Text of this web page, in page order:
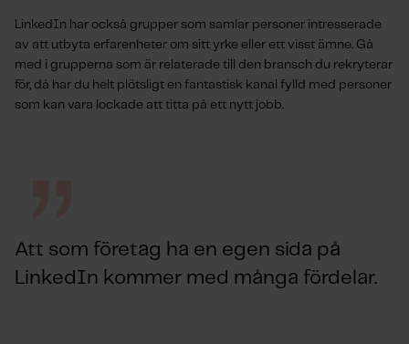
LinkedIn har också grupper som samlar personer intresserade
av att utbyta erfarenheter om sitt yrke eller ett visst ämne. Gå
med i grupperna som är relaterade till den bransch du rekryterar
för, då har du helt plötsligt en fantastisk kanal fylld med personer
som kan vara lockade att titta på ett nytt jobb.
Att som företag ha en egen sida på
LinkedIn kommer med många fördelar.